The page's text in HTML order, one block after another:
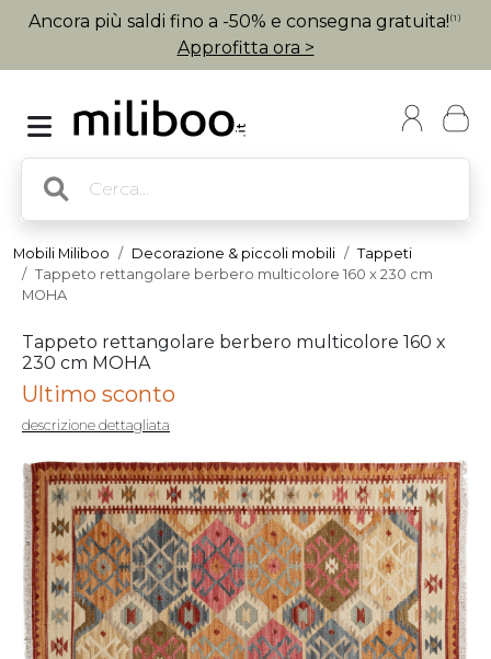
Ancora più saldi fino a -50% e consegna gratuita! (1)
Approfitta ora >
Mobili Miliboo Decorazione & piccoli mobili
Tappeti
Tappeto rettangolare berbero multicolore 160 x 230 cm
MOHA
Tappeto rettangolare berbero multicolore 160 x
230 cm MOHA
Ultimo sconto
descrizione dettagliata